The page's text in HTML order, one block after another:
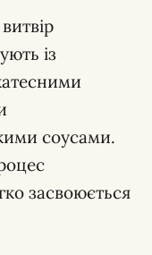
із
соусами.
засвоюється